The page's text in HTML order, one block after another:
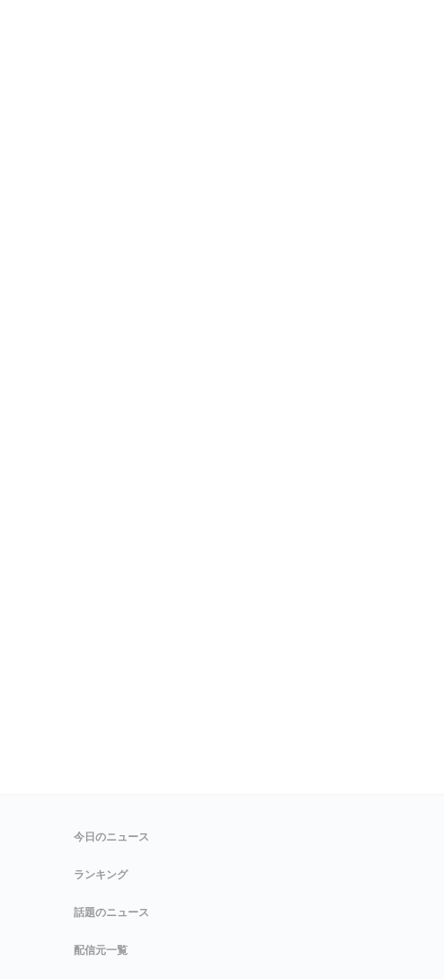
今日のニュース
ランキング
話題のニュース
配信元一覧